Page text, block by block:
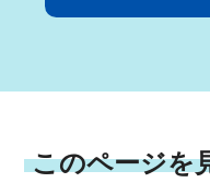
このページを